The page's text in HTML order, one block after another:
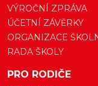
VÝROČNÍ ZPRÁVA
ÚČETNÍ ZÁVĚRKY
ORGANIZACE
RADA ŠKOLY
PRO RODIČE